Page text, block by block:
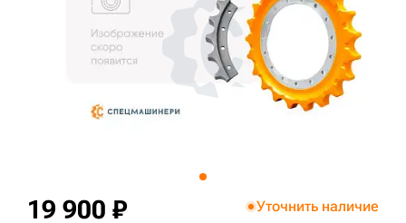
19 900 ₽ Уточнить наличие
3D тур по производству
3D тур по складам
sksale@skdst.ru